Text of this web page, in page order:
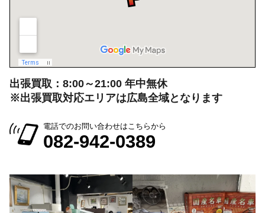
出張買取：8:00～21:00 年中無休
※出張買取対応エリアは広島全域となります
電話でのお問い合わせはこちらから
082-942-0389